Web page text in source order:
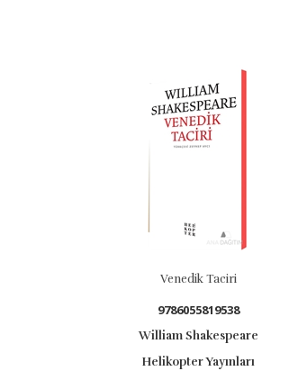
Venedik Taciri
9786055819538
William Shakespeare
Helikopter Yayınları